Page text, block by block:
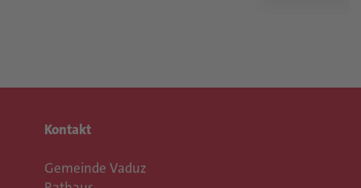
Kontakt
Gemeinde Vaduz